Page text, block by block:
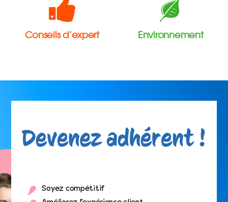
Conseils d’expert Environnement
Soyez compétitif